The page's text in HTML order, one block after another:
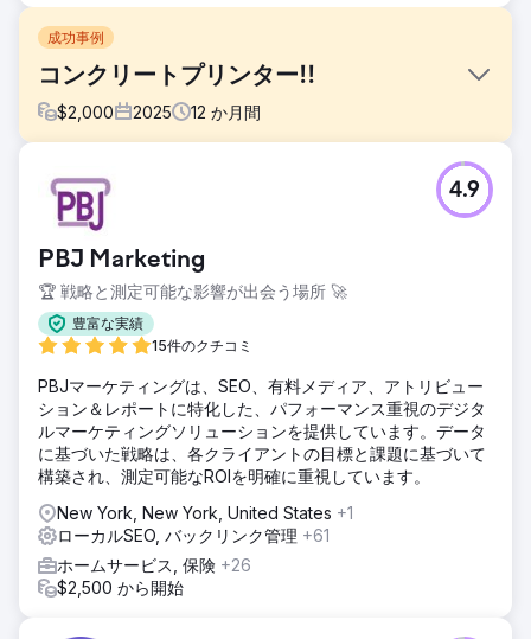
成功事例
コンクリートプリンター!!
$2,000 2025 12 か月間
インディアナ州のコンクリート工事業者が、ローカルSEO対
策の強化を求めてMettanoにご相談に来られました。上位10
いませんでした。レビュー数は豊富でしたが、マップパック
とオーガニック検索結果では競合他社に後れを取っていまし
た。
ソリューション
性のあるNAPを確保するために古いディレクトリリストを修
正し、ニッチな分野に関連性の高い強力なdo-followバック
リンクを構築し、コアSEOのテクニカルな基礎（コアウェブ
バイタルが鍵）に基づいてウェブサイトを完全に再構築しま
した。さらに、すべてのサービスページとロケーションペー
ジに役立つ、ローカルSEOに適したコンテンツを作成しまし
た。すべてのコンテンツ、H1タグ、メタタグ、写真を最適化
しました。さらに、適切なカテゴリ、サービスエリア、サー
ビスを確保するために、GBPを最適化しました。
PBJ Marketing
🏆 戦略と測定可能な影響が出会う場所 🚀
豊富な実績
15件のクチコミ
4.9
PBJマーケティングは、SEO、有料メディア、アトリビュー
ション＆レポートに特化した、パフォーマンス重視のデジタ
ルマーケティングソリューションを提供しています。データ
に基づいた戦略は、各クライアントの目標と課題に基づいて
構築され、測定可能なROIを明確に重視しています。
New York, New York, United States +1
ローカルSEO, バックリンク管理 +61
ホームサービス, 保険 +26
$2,500 から開始